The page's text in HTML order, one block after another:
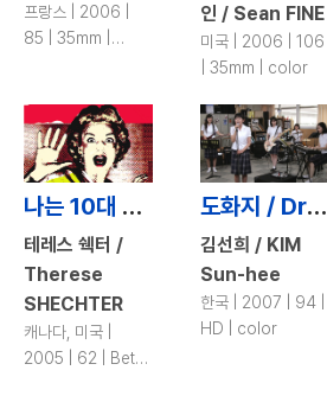
프랑스 | 2006 |
85 | 35mm |
인 / Sean FINE
미국 | 2006 | 106
| 35mm | color
나는 10대 페미니스트였다 / I Was a Teenage Feminist
테레스 쉑터 /
Therese
SHECHTER
캐나다, 미국 |
2005 | 62 | Beta
도화지 / Drawing Paper
김선희 / KIM
Sun-hee
한국 | 2007 | 94 |
HD | color